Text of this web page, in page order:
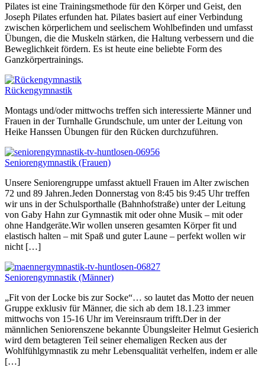
Pilates ist eine Trainingsmethode für den Körper und Geist, den
Joseph Pilates erfunden hat. Pilates basiert auf einer Verbindung
zwischen körperlichem und seelischem Wohlbefinden und umfasst
Übungen, die die Muskeln stärken, die Haltung verbessern und die
Beweglichkeit fördern. Es ist heute eine beliebte Form des
Ganzkörpertrainings.
Rückengymnastik
Montags und/oder mittwochs treffen sich interessierte Männer und
Frauen in der Turnhalle Grundschule, um unter der Leitung von
Heike Hanssen Übungen für den Rücken durchzuführen.
Seniorengymnastik (Frauen)
Unsere Seniorengruppe umfasst aktuell Frauen im Alter zwischen
72 und 89 Jahren.Jeden Donnerstag von 8:45 bis 9:45 Uhr treffen
wir uns in der Schulsporthalle (Bahnhofstraße) unter der Leitung
von Gaby Hahn zur Gymnastik mit oder ohne Musik – mit oder
ohne Handgeräte.Wir wollen unseren gesamten Körper fit und
elastisch halten – mit Spaß und guter Laune – perfekt wollen wir
nicht […]
Seniorengymnastik (Männer)
„Fit von der Locke bis zur Socke“… so lautet das Motto der neuen
Gruppe exklusiv für Männer, die sich ab dem 18.1.23 immer
mittwochs von 15-16 Uhr im Vereinsraum trifft.Der in der
männlichen Seniorenszene bekannte Übungsleiter Helmut Gesierich
wird dem betagteren Teil seiner ehemaligen Recken aus der
Wohlfühlgymnastik zu mehr Lebensqualität verhelfen, indem er alle
[…]